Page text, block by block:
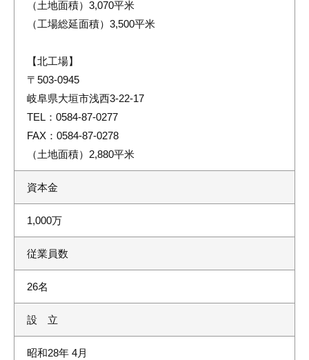
（土地面積）3,070平米
（工場総延面積）3,500平米
【北工場】
〒503-0945
岐阜県大垣市浅西3-22-17
TEL：0584-87-0277
FAX：0584-87-0278
（土地面積）2,880平米
資本金
1,000万
従業員数
26名
設 立
昭和28年 4月